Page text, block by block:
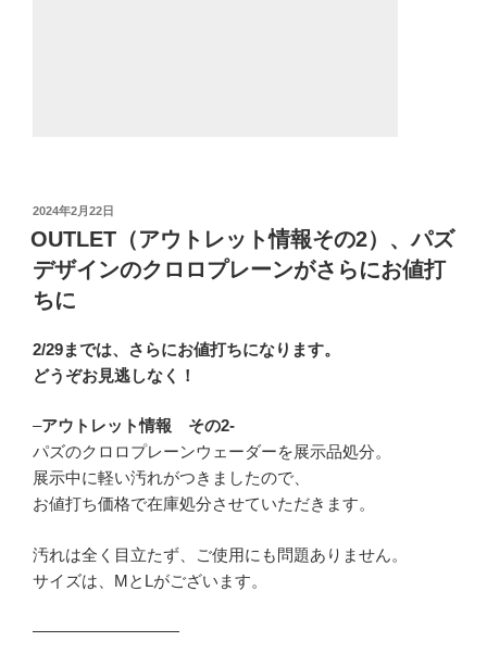
投
稿
日:
2024年2月22日
OUTLET（アウトレット情報その2）、パズ
デザインのクロロプレーンがさらにお値打
ちに
2/29までは、さらにお値打ちになります。
どうぞお見逃しなく！
–アウトレット情報 その2-
パズのクロロプレーンウェーダーを展示品処分。
展示中に軽い汚れがつきましたので、
お値打ち価格で在庫処分させていただきます。
汚れは全く目立たず、ご使用にも問題ありません。
サイズは、MとLがございます。
—————————